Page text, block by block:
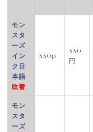
モン
スタ
ーズ
イン
ク日
本語
吹替
330p
330
円
モン
スタ
ーズ